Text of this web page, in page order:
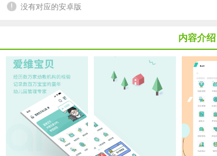
没有对应的安卓版
内容介绍